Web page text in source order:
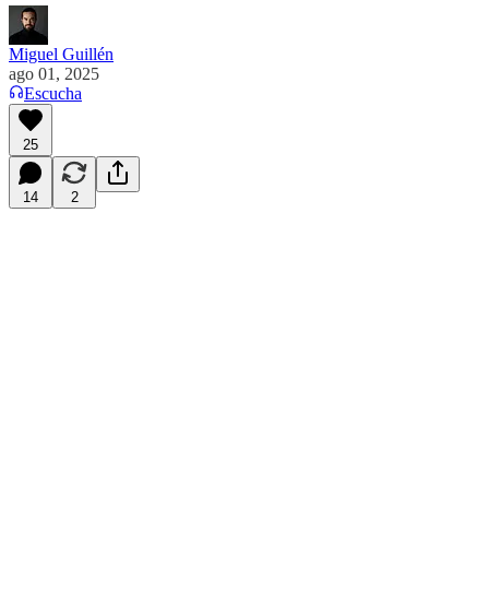
Miguel Guillén
ago 01, 2025
Escucha
25
14 2